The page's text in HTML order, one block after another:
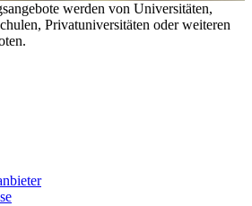
werden von Universitäten,
Privatuniversitäten oder weiteren